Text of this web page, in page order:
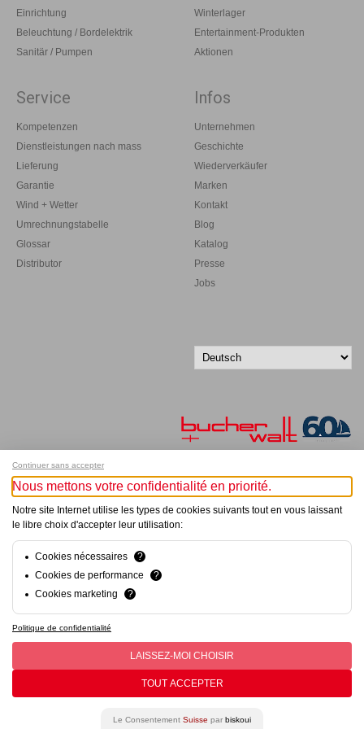
Einrichtung
Beleuchtung / Bordelektrik
Sanitär / Pumpen
Winterlager
Entertainment-Produkten
Aktionen
Service
Kompetenzen
Dienstleistungen nach mass
Lieferung
Garantie
Wind + Wetter
Umrechnungstabelle
Glossar
Distributor
Infos
Unternehmen
Geschichte
Wiederverkäufer
Marken
Kontakt
Blog
Katalog
Presse
Jobs
Melde dich für unseren Newsletter an!
Alle Rechte vorbehalten
hsolutions.ch
Continuer sans accepter
Nous mettons votre confidentialité en priorité.
Notre site Internet utilise les types de cookies suivants tout en vous laissant
le libre choix d'accepter leur utilisation:
Cookies nécessaires
?
Cookies de performance
?
Cookies marketing
?
Politique de confidentialité
LAISSEZ-MOI CHOISIR
TOUT ACCEPTER
Le Consentement Suisse par biskoui